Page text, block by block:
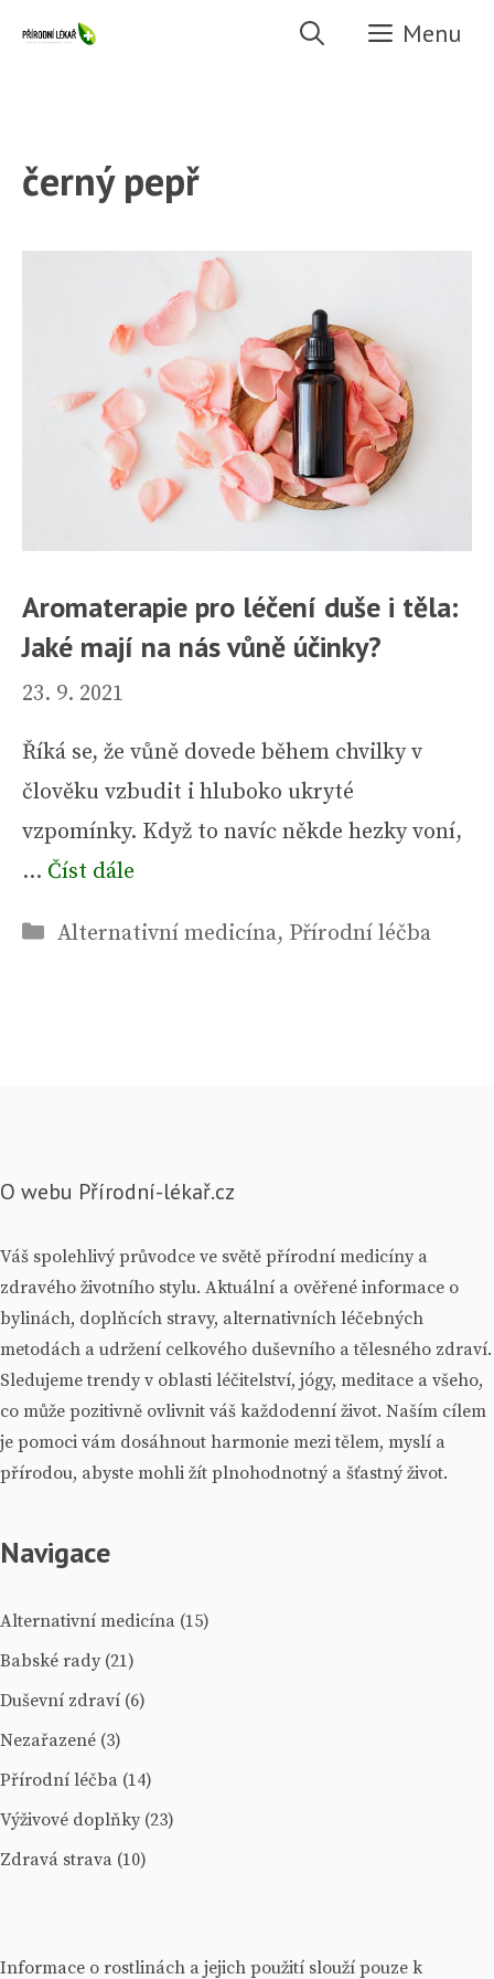
Přeskočit
Menu
černý pepř
Aromaterapie pro léčení duše i těla:
Jaké mají na nás vůně účinky?
23. 9. 2021
Říká se, že vůně dovede během chvilky v
člověku vzbudit i hluboko ukryté
vzpomínky. Když to navíc někde hezky voní,
… Číst dále
Rubriky
Alternativní medicína, Přírodní léčba
O webu Přírodní-lékař.cz
Váš spolehlivý průvodce ve světě přírodní medicíny a
zdravého životního stylu. Aktuální a ověřené informace o
bylinách, doplňcích stravy, alternativních léčebných
metodách a udržení celkového duševního a tělesného zdraví.
Sledujeme trendy v oblasti léčitelství, jógy, meditace a všeho,
co může pozitivně ovlivnit váš každodenní život. Naším cílem
je pomoci vám dosáhnout harmonie mezi tělem, myslí a
přírodou, abyste mohli žít plnohodnotný a šťastný život.
Navigace
Alternativní medicína (15)
Babské rady (21)
Duševní zdraví (6)
Nezařazené (3)
Přírodní léčba (14)
Výživové doplňky (23)
Zdravá strava (10)
Informace o rostlinách a jejich použití slouží pouze k